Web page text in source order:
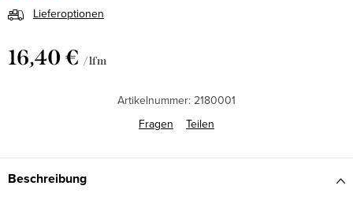
Lieferoptionen
16,40 € / lfm
Artikelnummer: 2180001
Fragen
Teilen
Beschreibung